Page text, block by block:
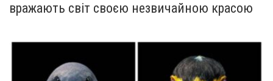
вражають світ своєю незвичайною красою